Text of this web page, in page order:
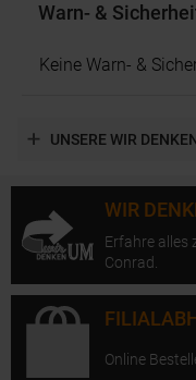
Warn- &
Keine Warn- &
UNSERE WIR
WIR
Erfahre alles
Conrad.
Online